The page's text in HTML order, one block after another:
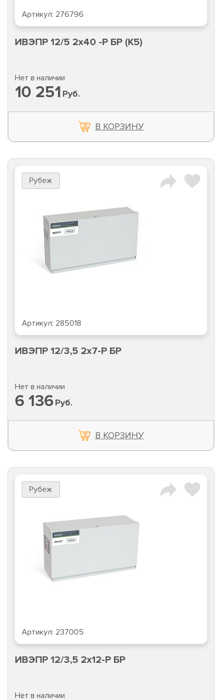
Артикул: 276796
ИВЭПР 12/5 2х40 -Р БР (К5)
Нет в наличии
10 251 Руб.
В КОРЗИНУ
Рубеж
Артикул: 285018
ИВЭПР 12/3,5 2х7-Р БР
Нет в наличии
6 136Руб.
В КОРЗИНУ
Рубеж
Артикул: 237005
ИВЭПР 12/3,5 2х12-Р БР
Нет в наличии